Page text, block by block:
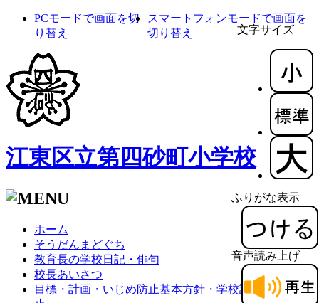
文字サイズ
ふりがな表示
音声読み上げ
PCモードで画面を切
り替え
スマートフォンモードで画面を
切り替え
江東区立第四砂町小学校
ホーム
そうだんまどぐち
教育長の学校日記・俳句
校長あいさつ
目標・計画・いじめ防止基本方針・学校評価・体罰防